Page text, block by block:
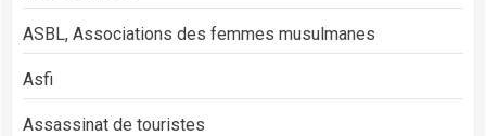
ASBL, Associations des femmes musulmanes
Asfi
Assassinat de touristes